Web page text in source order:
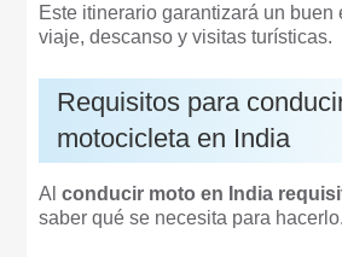
Este itinerario garantizará un buen
viaje, descanso y visitas turísticas.
Requisitos para
motocicleta en India
Alconducir moto en India
saber qué se necesita para hacerlo.